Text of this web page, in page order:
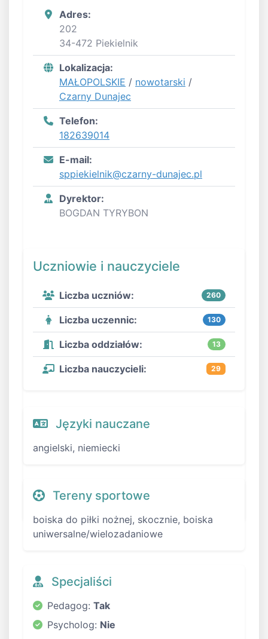
Adres:
202
34-472 Piekielnik
Lokalizacja:
MAŁOPOLSKIE / nowotarski /
Czarny Dunajec
Telefon:
182639014
E-mail:
sppiekielnik@czarny-dunajec.pl
Dyrektor:
BOGDAN TYRYBON
Uczniowie i nauczyciele
Liczba uczniów: 260
Liczba uczennic: 130
Liczba oddziałów: 13
Liczba nauczycieli: 29
Języki nauczane
angielski, niemiecki
Tereny sportowe
boiska do piłki nożnej, skocznie, boiska
uniwersalne/wielozadaniowe
Specjaliści
Pedagog: Tak
Psycholog: Nie